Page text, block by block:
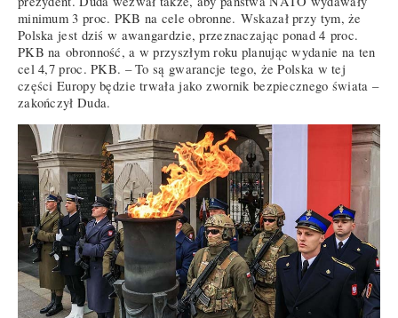
minimum 3 proc. PKB na cele obronne. Wskazał przy tym, że
Polska jest dziś w awangardzie, przeznaczając ponad 4 proc.
PKB na obronność, a w przyszłym roku planując wydanie na ten
cel 4,7 proc. PKB. – To są gwarancje tego, że Polska w tej
części Europy będzie trwała jako zwornik bezpiecznego świata –
zakończył Duda.